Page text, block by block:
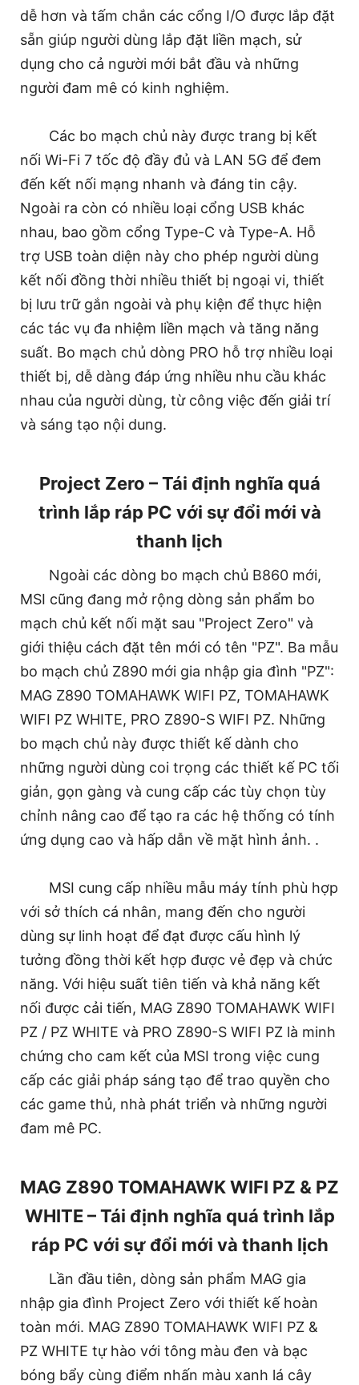
dễ hơn và tấm chắn các cổng I/O được lắp đặt
sẵn giúp người dùng lắp đặt liền mạch, sử
dụng cho cả người mới bắt đầu và những
người đam mê có kinh nghiệm.
Các bo mạch chủ này được trang bị kết
nối Wi-Fi 7 tốc độ đầy đủ và LAN 5G để đem
đến kết nối mạng nhanh và đáng tin cậy.
Ngoài ra còn có nhiều loại cổng USB khác
nhau, bao gồm cổng Type-C và Type-A. Hỗ
trợ USB toàn diện này cho phép người dùng
kết nối đồng thời nhiều thiết bị ngoại vi, thiết
bị lưu trữ gắn ngoài và phụ kiện để thực hiện
các tác vụ đa nhiệm liền mạch và tăng năng
suất. Bo mạch chủ dòng PRO hỗ trợ nhiều loại
thiết bị, dễ dàng đáp ứng nhiều nhu cầu khác
nhau của người dùng, từ công việc đến giải trí
và sáng tạo nội dung.
Project Zero – Tái định nghĩa quá
trình lắp ráp PC với sự đổi mới và
thanh lịch
Ngoài các dòng bo mạch chủ B860 mới,
MSI cũng đang mở rộng dòng sản phẩm bo
mạch chủ kết nối mặt sau "Project Zero" và
giới thiệu cách đặt tên mới có tên "PZ". Ba mẫu
bo mạch chủ Z890 mới gia nhập gia đình "PZ":
MAG Z890 TOMAHAWK WIFI PZ, TOMAHAWK
WIFI PZ WHITE, PRO Z890-S WIFI PZ. Những
bo mạch chủ này được thiết kế dành cho
những người dùng coi trọng các thiết kế PC tối
giản, gọn gàng và cung cấp các tùy chọn tùy
chỉnh nâng cao để tạo ra các hệ thống có tính
ứng dụng cao và hấp dẫn về mặt hình ảnh. .
MSI cung cấp nhiều mẫu máy tính phù hợp
với sở thích cá nhân, mang đến cho người
dùng sự linh hoạt để đạt được cấu hình lý
tưởng đồng thời kết hợp được vẻ đẹp và chức
năng. Với hiệu suất tiên tiến và khả năng kết
nối được cải tiến, MAG Z890 TOMAHAWK WIFI
PZ / PZ WHITE và PRO Z890-S WIFI PZ là minh
chứng cho cam kết của MSI trong việc cung
cấp các giải pháp sáng tạo để trao quyền cho
các game thủ, nhà phát triển và những người
đam mê PC.
MAG Z890 TOMAHAWK WIFI PZ & PZ
WHITE – Tái định nghĩa quá trình lắp
ráp PC với sự đổi mới và thanh lịch
Lần đầu tiên, dòng sản phẩm MAG gia
nhập gia đình Project Zero với thiết kế hoàn
toàn mới. MAG Z890 TOMAHAWK WIFI PZ &
PZ WHITE tự hào với tông màu đen và bạc
bóng bẩy cùng điểm nhấn màu xanh lá cây